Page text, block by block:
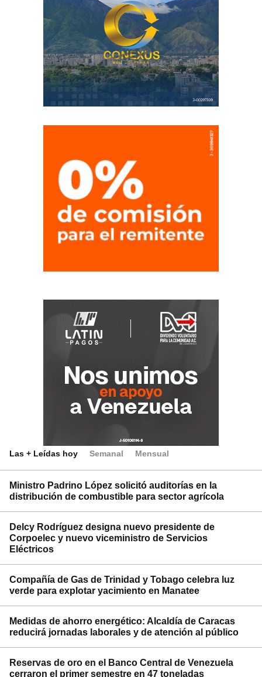
Las + Leídas hoy Semanal Mensual
Ministro Padrino López solicitó auditorías en la
distribución de combustible para sector agrícola
Delcy Rodríguez designa nuevo presidente de
Corpoelec y nuevo viceministro de Servicios
Eléctricos
Compañía de Gas de Trinidad y Tobago celebra luz
verde para explotar yacimiento en Manatee
Medidas de ahorro energético: Alcaldía de Caracas
reducirá jornadas laborales y de atención al público
Reservas de oro en el Banco Central de Venezuela
cerraron el primer semestre en 47 toneladas